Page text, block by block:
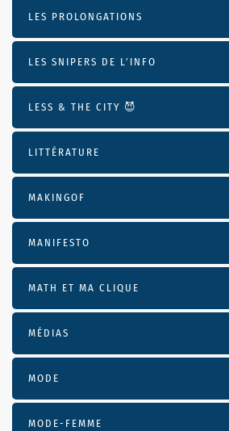
LES PROLONGATIONS
LES SNIPERS DE L’INFO
LESS & THE CITY 😈
LITTÉRATURE
MAKINGOF
MANIFESTO
MATH ET MA CLIQUE
MÉDIAS
MODE
MODE-FEMME